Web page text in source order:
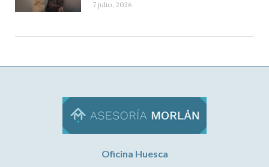
7 julio, 2026
Oficina Huesca